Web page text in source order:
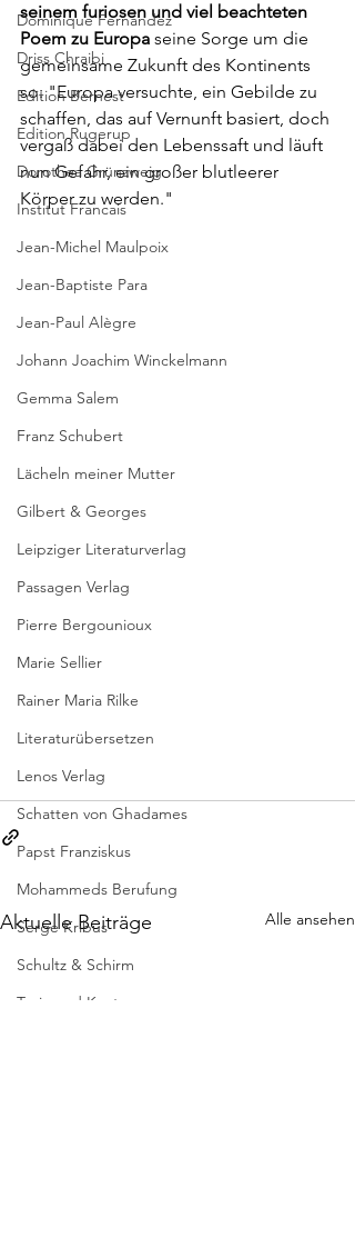
Dominique Fernandez
Driss Chraibi
Edition Bernest
Edition Rugerup
Dorothea Grünzweig
Institut Francais
Jean-Michel Maulpoix
Jean-Baptiste Para
Jean-Paul Alègre
Johann Joachim Winckelmann
Gemma Salem
Franz Schubert
Lächeln meiner Mutter
Gilbert & Georges
Leipziger Literaturverlag
Passagen Verlag
Pierre Bergounioux
Marie Sellier
Rainer Maria Rilke
Literaturübersetzen
Lenos Verlag
Schatten von Ghadames
Papst Franziskus
Mohammeds Berufung
Serge Kribus
Schultz & Schirm
Turia und Kant
seinem furiosen und viel beachteten
Poem zu Europa seine Sorge um die
gemeinsame Zukunft des Kontinents
so: "Europa versuchte, ein Gebilde zu
schaffen, das auf Vernunft basiert, doch
vergaß dabei den Lebenssaft und läuft
nun Gefahr, ein großer blutleerer
Körper zu werden."
Aktuelle Beiträge Alle ansehen